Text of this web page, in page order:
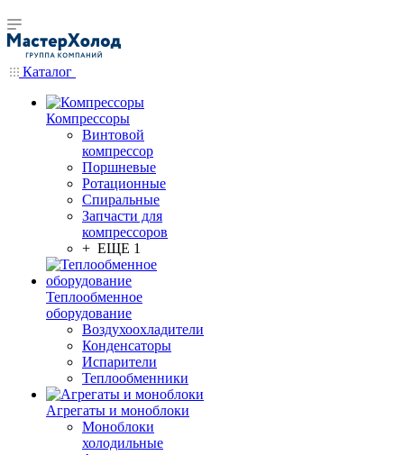
Каталог
Компрессоры
Винтовой
компрессор
Поршневые
Ротационные
Спиральные
Запчасти для
компрессоров
+ ЕЩЕ 1
Теплообменное
оборудование
Воздухоохладители
Конденсаторы
Испарители
Теплообменники
Агрегаты и моноблоки
Моноблоки
холодильные